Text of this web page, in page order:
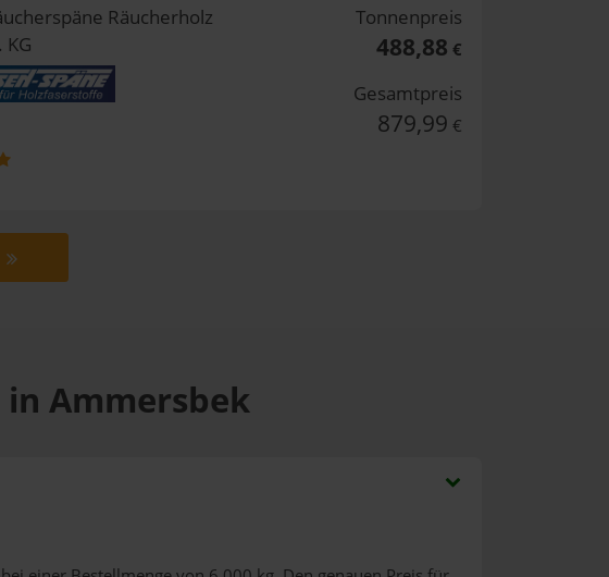
Räucherholz
KG
Tonnenpreis
488,88 €
Gesamtpreis
879,99 €
in Ammersbek